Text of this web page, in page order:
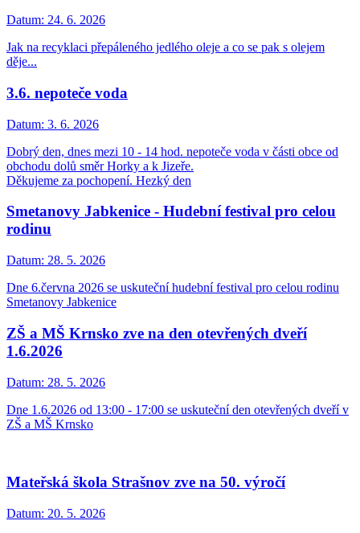
Datum: 24. 6. 2026
Jak na recyklaci přepáleného jedlého oleje a co se pak s olejem
děje...
3.6. nepoteče voda
Datum: 3. 6. 2026
Dobrý den, dnes mezi 10 - 14 hod. nepoteče voda v části obce od
obchodu dolů směr Horky a k Jizeře.
Děkujeme za pochopení. Hezký den
Smetanovy Jabkenice - Hudební festival pro celou
rodinu
Datum: 28. 5. 2026
Dne 6.června 2026 se uskuteční hudební festival pro celou rodinu
Smetanovy Jabkenice
ZŠ a MŠ Krnsko zve na den otevřených dveří
1.6.2026
Datum: 28. 5. 2026
Dne 1.6.2026 od 13:00 - 17:00 se uskuteční den otevřených dveří v
ZŠ a MŠ Krnsko
Mateřská škola Strašnov zve na 50. výročí
Datum: 20. 5. 2026